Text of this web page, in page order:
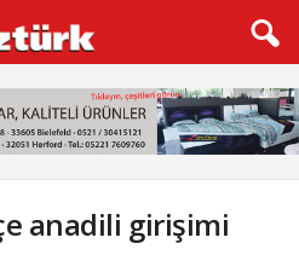
anadili girişimi